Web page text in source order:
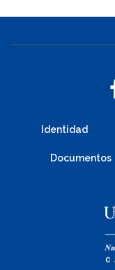
Identidad
Documentos